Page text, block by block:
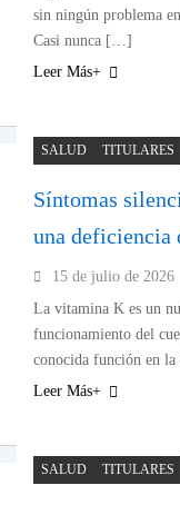
sin ningún problema
Casi nunca […]
Leer Más+
SALUD TITULARES
Síntomas
una deficiencia
15 de julio de 2026
La vitamina K es un
funcionamiento del
conocida función en
Leer Más+
SALUD TITULARES